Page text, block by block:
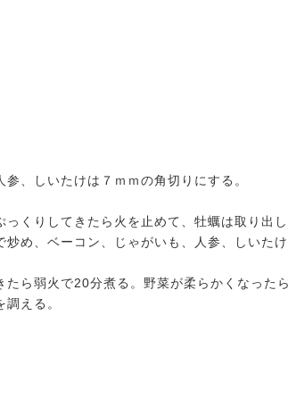
、しいたけは７ｍｍの角切りにする。
くりしてきたら火を止めて、牡蠣は取り出し
め、ベーコン、じゃがいも、人参、しいた
弱火で20分煮る。野菜が柔らかくなった
える。